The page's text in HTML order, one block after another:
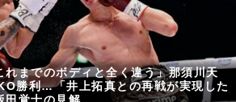
までのボディと全く違う」那須川天
勝利…「井上拓真との再戦が実現した